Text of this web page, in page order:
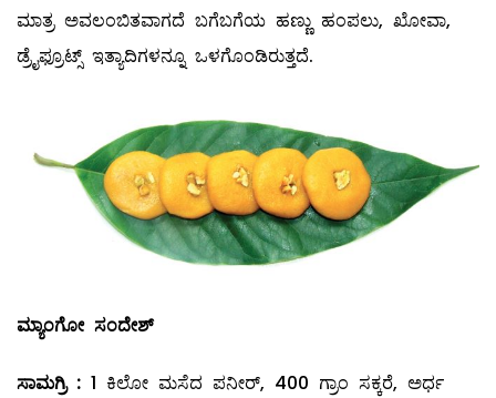
ಮಾತ್ರ ಅವಲಂಬಿತವಾಗದೆ ಬಗೆಬಗೆಯ ಹಣ್ಣು ಹಂಪಲು, ಖೋವಾ,
ಡ್ರೈಫ್ರೂಟ್ಸ್ ಇತ್ಯಾದಿಗಳನ್ನೂ ಒಳಗೊಂಡಿರುತ್ತದೆ.
ಮ್ಯಾಂಗೋ ಸಂದೇಶ್
ಸಾಮಗ್ರಿ : 1 ಕಿಲೋ ಮಸೆದ ಪನೀರ್‌, 400 ಗ್ರಾಂ ಸಕ್ಕರೆ, ಅರ್ಧ